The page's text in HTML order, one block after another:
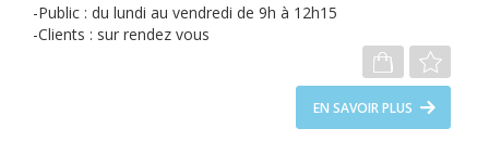
Public : du lundi au vendredi de 9h à 12h15
Clients : sur rendez vous
EN SAVOIR PLUS